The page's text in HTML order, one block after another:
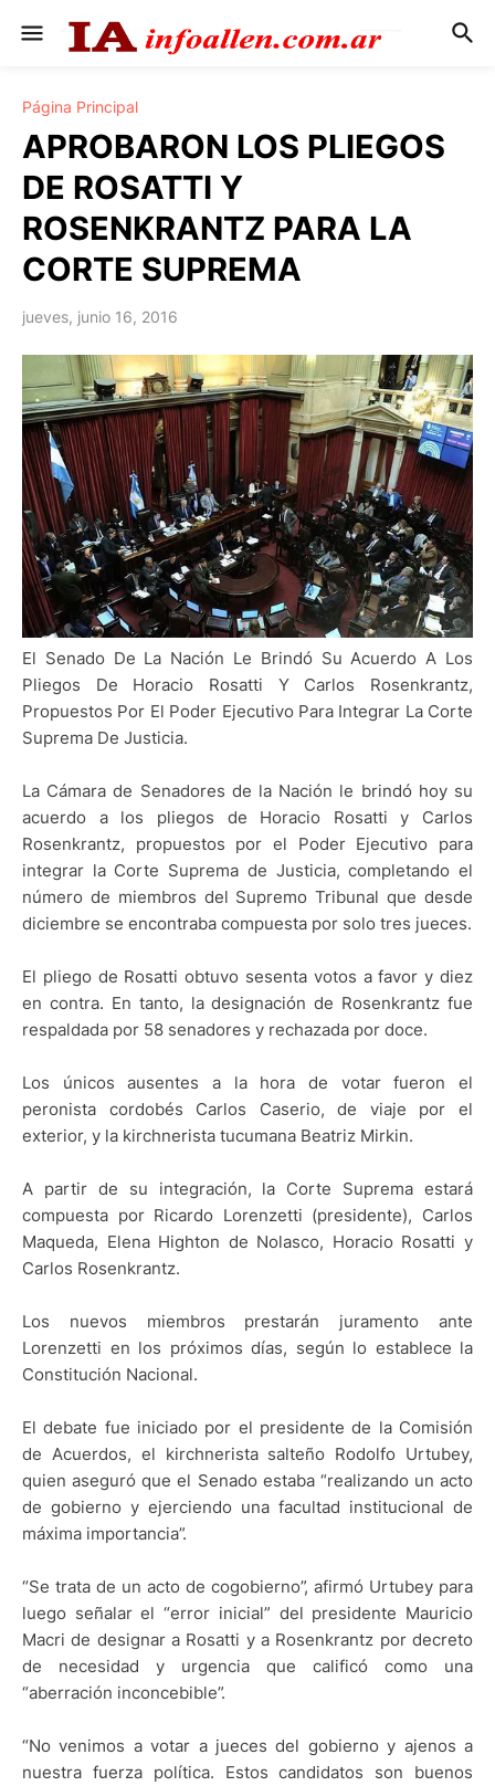
Página Principal
APROBARON LOS PLIEGOS
DE ROSATTI Y
ROSENKRANTZ PARA LA
CORTE SUPREMA
jueves, junio 16, 2016
El Senado De La Nación Le Brindó Su Acuerdo A Los
Pliegos De Horacio Rosatti Y Carlos Rosenkrantz,
Propuestos Por El Poder Ejecutivo Para Integrar La Corte
Suprema De Justicia.
La Cámara de Senadores de la Nación le brindó hoy su
acuerdo a los pliegos de Horacio Rosatti y Carlos
Rosenkrantz, propuestos por el Poder Ejecutivo para
integrar la Corte Suprema de Justicia, completando el
número de miembros del Supremo Tribunal que desde
diciembre se encontraba compuesta por solo tres jueces.
El pliego de Rosatti obtuvo sesenta votos a favor y diez
en contra. En tanto, la designación de Rosenkrantz fue
respaldada por 58 senadores y rechazada por doce.
Los únicos ausentes a la hora de votar fueron el
peronista cordobés Carlos Caserio, de viaje por el
exterior, y la kirchnerista tucumana Beatriz Mirkin.
A partir de su integración, la Corte Suprema estará
compuesta por Ricardo Lorenzetti (presidente), Carlos
Maqueda, Elena Highton de Nolasco, Horacio Rosatti y
Carlos Rosenkrantz.
Los nuevos miembros prestarán juramento ante
Lorenzetti en los próximos días, según lo establece la
Constitución Nacional.
El debate fue iniciado por el presidente de la Comisión
de Acuerdos, el kirchnerista salteño Rodolfo Urtubey,
quien aseguró que el Senado estaba “realizando un acto
de gobierno y ejerciendo una facultad institucional de
máxima importancia”.
“Se trata de un acto de cogobierno”, afirmó Urtubey para
luego señalar el “error inicial” del presidente Mauricio
Macri de designar a Rosatti y a Rosenkrantz por decreto
de necesidad y urgencia que calificó como una
“aberración inconcebible”.
“No venimos a votar a jueces del gobierno y ajenos a
nuestra fuerza política. Estos candidatos son buenos